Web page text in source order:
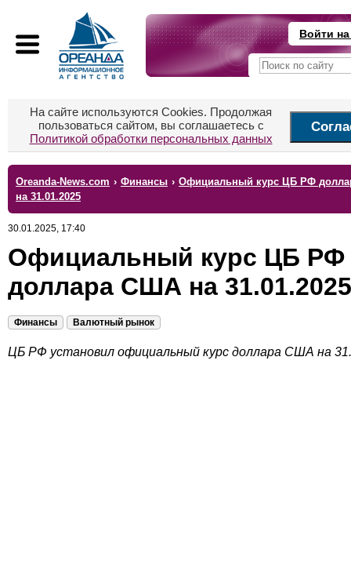
Войти
На сайте используются Cookies. Продолжая
пользоваться сайтом, вы соглашаетесь с
Политикой обработки персональных данных
Oreanda-News.com › Финансы › Официальный курс ЦБ РФ
на 31.01.2025
30.01.2025, 17:40
Официальный курс ЦБ РФ
доллара США на 31.01.2025
Финансы Валютный рынок
ЦБ РФ установил официальный курс доллара США на